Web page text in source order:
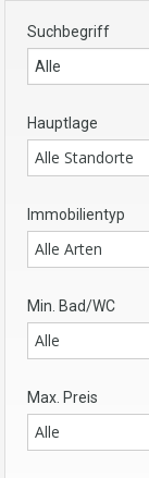
Suchbegriff
Hauptlage
Alle Standorte
Immobilientyp
Alle Arten
Min. Bad/WC
Alle
Max. Preis
Alle